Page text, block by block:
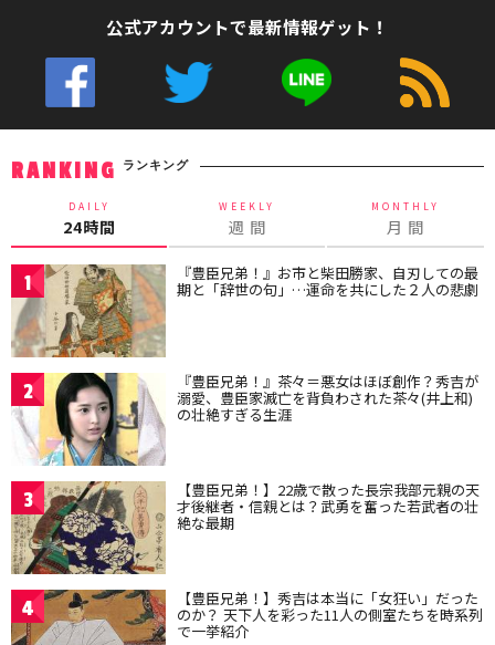
公式アカウントで最新情報ゲット！
RANKING ランキング
DAILY
24時間
WEEKLY
週 間
MONTHLY
月 間
1 『豊臣兄弟！』お市と柴田勝家、自刃しての最
期と「辞世の句」…運命を共にした２人の悲劇
2 『豊臣兄弟！』茶々＝悪女はほぼ創作？秀吉が
溺愛、豊臣家滅亡を背負わされた茶々(井上和)
の壮絶すぎる生涯
3 【豊臣兄弟！】22歳で散った長宗我部元親の天
才後継者・信親とは？武勇を奮った若武者の壮
絶な最期
4 【豊臣兄弟！】秀吉は本当に「女狂い」だった
のか？ 天下人を彩った11人の側室たちを時系列
で一挙紹介